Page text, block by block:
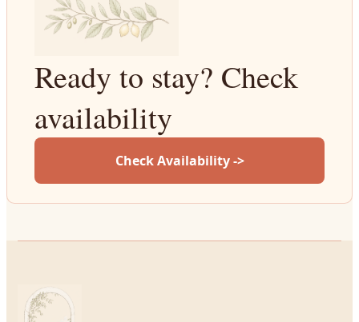
Ready to stay? Check
availability
Check Availability ->